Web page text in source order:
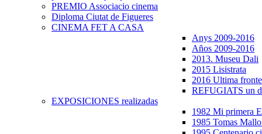
PREMIO Associacio cinema
Diploma Ciutat de Figueres
CINEMA FET A CASA
Anys 2009-2016
Años 2009-2016
2013. Museu Dali
2015 Lisistrata
2016 Ultima
REFUGIATS un
EXPOSICIONES realizadas
1982 Mi primera
1985 Tomas